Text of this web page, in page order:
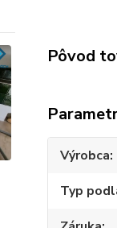
Pôvod
Výrobca
Typ